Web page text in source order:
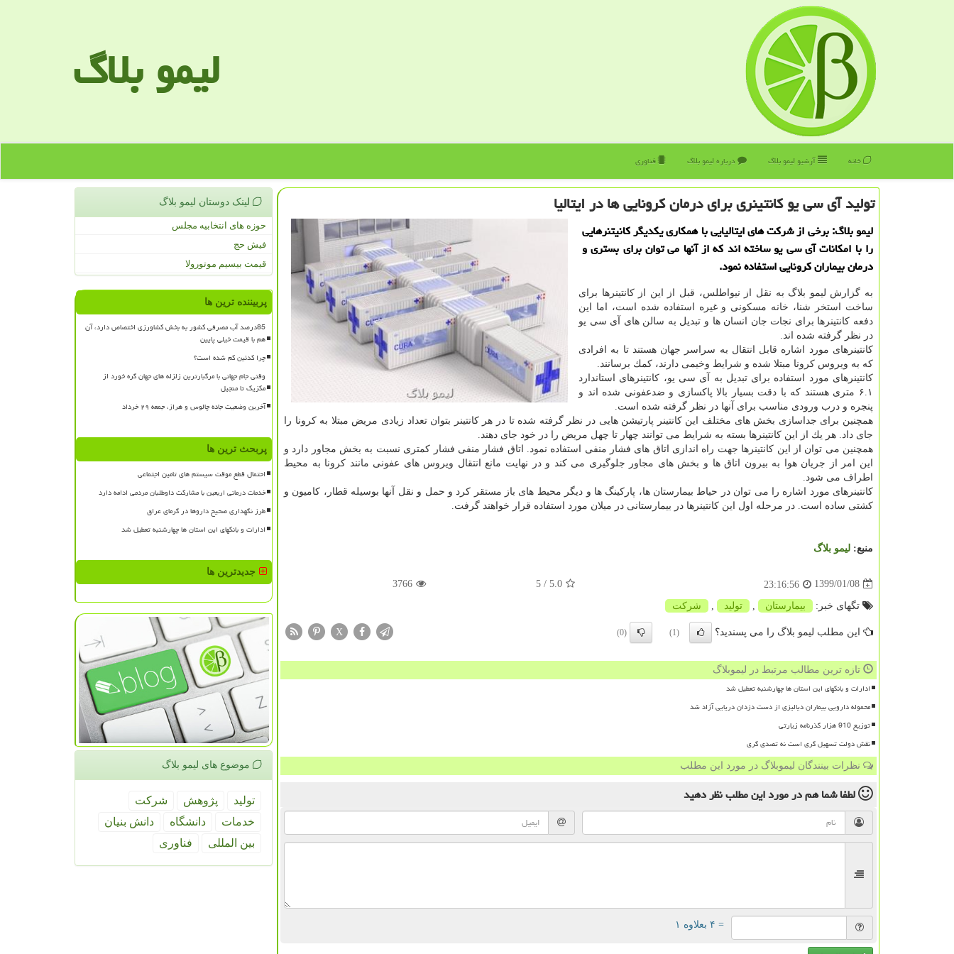
لیمو بلاگ
خانه آرشیو لیمو بلاگ درباره لیمو بلاگ فناوری
تولید آی سی یو كانتینری برای درمان كرونایی ها در ایتالیا
لیمو بلاگ: برخی از شركت های ایتالیایی با همكاری یكدیگر كانیتنرهایی
را با امكانات آی سی یو ساخته اند كه از آنها می توان برای بستری و
درمان بیماران كرونایی استفاده نمود.
به گزارش لیمو بلاگ به نقل از نیواطلس، قبل از این از كانتینرها برای
ساخت استخر شنا، خانه مسكونی و غیره استفاده شده است، اما این
دفعه كانتینرها برای نجات جان انسان ها و تبدیل به سالن های آی سی یو
در نظر گرفته شده اند.
كانتینرهای مورد اشاره قابل انتقال به سراسر جهان هستند تا به افرادی
كه به ویروس كرونا مبتلا شده و شرایط وخیمی دارند، كمك برسانند.
كانتینرهای مورد استفاده برای تبدیل به آی سی یو، كانتینرهای استاندارد
۶.۱ متری هستند كه با دقت بسیار بالا پاكسازی و ضدعفونی شده اند و
پنجره و درب ورودی مناسب برای آنها در نظر گرفته شده است.
همچنین برای جداسازی بخش های مختلف این كانتینر پارتیشن هایی در نظر گرفته شده تا در هر كانتینر بتوان تعداد زیادی مریض مبتلا به كرونا را
جای داد. هر یك از این كانتینرها بسته به شرایط می توانند چهار تا چهل مریض را در خود جای دهند.
همچنین می توان از این كانتینرها جهت راه اندازی اتاق های فشار منفی استفاده نمود. اتاق فشار منفی فشار كمتری نسبت به بخش مجاور دارد و
این امر از جریان هوا به بیرون اتاق ها و بخش های مجاور جلوگیری می كند و در نهایت مانع انتقال ویروس های عفونی مانند كرونا به محیط
اطراف می شود.
كانتینرهای مورد اشاره را می توان در حیاط بیمارستان ها، پاركینگ ها و دیگر محیط های باز مستقر كرد و حمل و نقل آنها بوسیله قطار، كامیون و
كشتی ساده است. در مرحله اول این كانتینرها در بیمارستانی در میلان مورد استفاده قرار خواهند گرفت.
منبع: لیمو بلاگ
1399/01/08
23:16:56
5.0
/ 5
3766
تگهای خبر: بیمارستان تولید شركت
این مطلب لیمو بلاگ را می پسندید؟ (1)
(0)
X
تازه ترین مطالب مرتبط در لیموبلاگ
ادارات و بانکهای این استان ها چهارشنبه تعطیل شد
محموله دارویی بیماران دیالیزی از دست دزدان دریایی آزاد شد
توزیع 910 هزار گذرنامه زیارتی
نقش دولت تسهیل گری است نه تصدی گری
نظرات بینندگان لیموبلاگ در مورد این مطلب
لطفا شما همدر مورد این مطلبنظر دهید
= ۴ بعلاوه ۱
لینک دوستان لیمو بلاگ
حوزه های انتخابیه مجلس
فیش حج
قیمت بیسیم موتورولا
پربیننده ترین ها
85درصد آب مصرفی کشور به بخش کشاورزی اختصاص دارد، آن
هم با قیمت خیلی پایین
چرا کدئین کم شده است؟
وقتی جام جهانی با مرگبارترین زلزله های جهان گره خورد از
مکزیک تا منجیل
آخرین وضعیت جاده چالوس و هراز، جمعه ۲۹ خرداد
پربحث ترین ها
احتمال قطع موقت سیستم های تامین اجتماعی
خدمات درمانی اربعین با مشارکت داوطلبان مردمی ادامه دارد
طرز نگهداری صحیح داروها در گرمای عراق
ادارات و بانکهای این استان ها چهارشنبه تعطیل شد
جدیدترین ها
موضوع های لیمو بلاگ
تولید پژوهش
شركت
خدمات
دانشگاه
دانش بنیان
بین المللی
فناوری